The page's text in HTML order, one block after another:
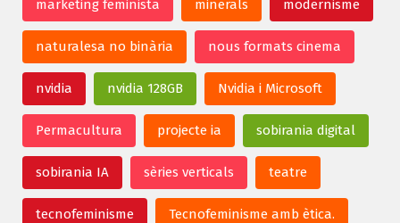
marketing feminista minerals modernisme
naturalesa no binària nous formats cinema
nvidia nvidia 128GB Nvidia i Microsoft
Permacultura projecte ia sobirania digital
sobirania IA sèries verticals teatre
tecnofeminisme Tecnofeminisme amb ètica.